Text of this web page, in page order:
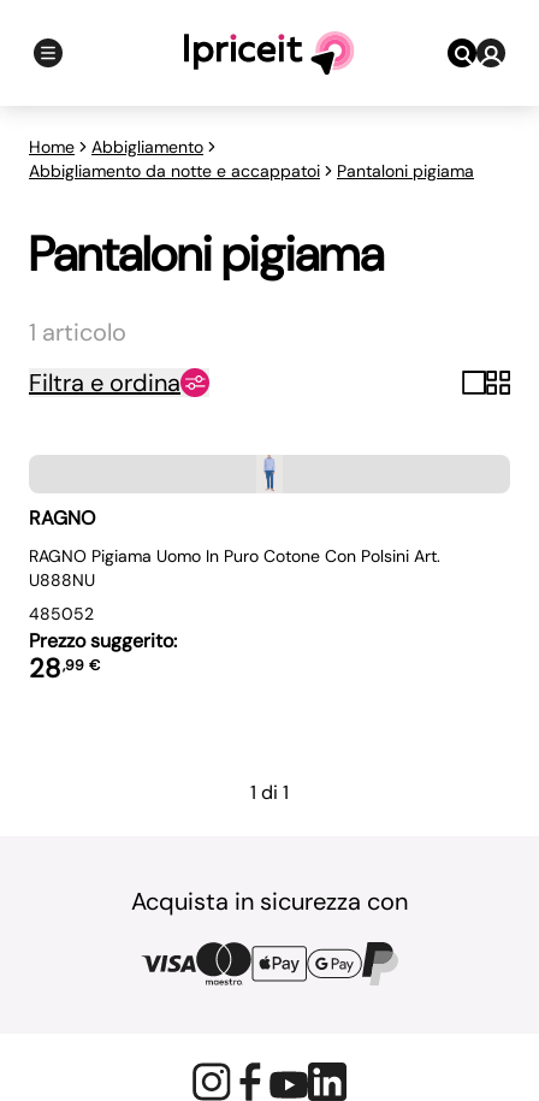
Home
Abbigliamento
Abbigliamento da notte e accappatoi
Pantaloni pigiama
Pantaloni pigiama
1 articolo
Filtra e ordina
RAGNO
RAGNO Pigiama Uomo In Puro Cotone Con Polsini Art.
U888NU
485052
Prezzo suggerito:
28,99 €
1 di 1
Acquista in sicurezza con